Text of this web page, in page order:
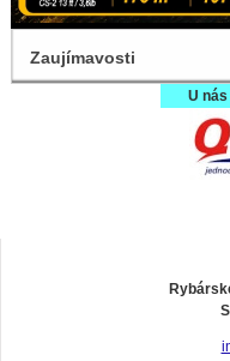
Zaujímavosti
U